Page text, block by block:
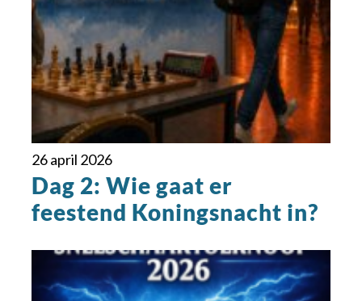
26 april 2026
Dag 2: Wie gaat er
feestend Koningsnacht in?